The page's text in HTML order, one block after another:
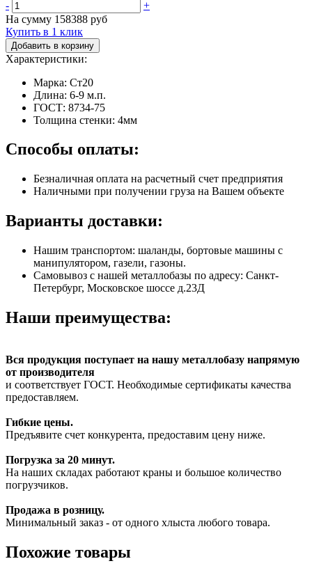
-
+
На сумму 158388 руб
Купить в 1 клик
Добавить в корзину
Характеристики:
Марка: Ст20
Длина: 6-9 м.п.
ГОСТ: 8734-75
Толщина стенки: 4мм
Способы оплаты:
Безналичная оплата на расчетный счет предприятия
Наличными при получении груза на Вашем объекте
Варианты доставки:
Нашим транспортом: шаланды, бортовые машины с
манипулятором, газели, газоны.
Самовывоз с нашей металлобазы по адресу: Санкт-
Петербург, Московское шоссе д.23Д
Наши преимущества:
Вся продукция поступает на нашу металлобазу напрямую
от производителя
и соответствует ГОСТ. Необходимые сертификаты качества
предоставляем.
Гибкие цены.
Предъявите счет конкурента, предоставим цену ниже.
Погрузка за 20 минут.
На наших складах работают краны и большое количество
погрузчиков.
Продажа в розницу.
Минимальный заказ - от одного хлыста любого товара.
Похожие товары